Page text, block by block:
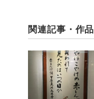
関連記事・作品